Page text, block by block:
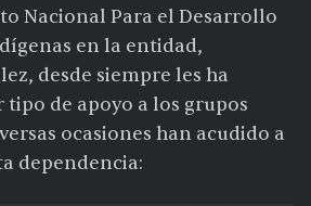
Nacional Para el Desarrollo
en la entidad,
desde siempre les ha
de apoyo a los grupos
ocasiones han acudido a
dependencia: